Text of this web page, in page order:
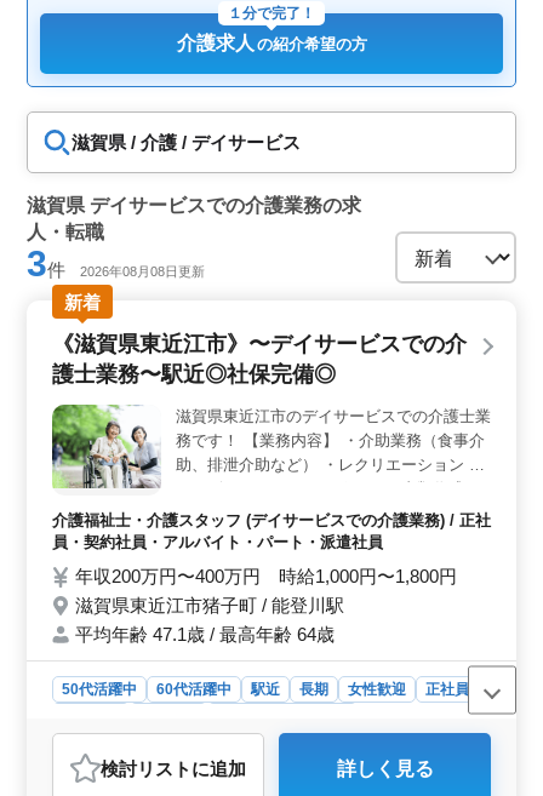
介護求人 の紹介希望の方
１分で完了！
滋賀県 / 介護 / デイサービス
滋賀県 デイサービスでの介護業務の求
人・転職
3件 2026年08月08日更新
新着
《滋賀県東近江市》〜デイサービスでの介
護士業務〜駅近◎社保完備◎
滋賀県東近江市のデイサービスでの介護士業
務です！ 【業務内容】 ・介助業務（食事介
助、排泄介助など） ・レクリエーション ・
書類整理 ・サービス利用者の家族との相
談、助言 ＊中高年活躍中 ＊社会保険完備 ＊
わせください！ ご応募お待ちしておりま
す。
介護福祉士・介護スタッフ (デイサービスでの介護業務) / 正社
員・契約社員・アルバイト・パート・派遣社員
年収200万円〜400万円 時給1,000円〜1,800円
滋賀県東近江市猪子町 / 能登川駅
平均年齢 47.1歳 / 最高年齢 64歳
50代活躍中 60代活躍中 駅近 長期 女性歓迎
正社員
おすすめポイント
検討リスト に追加 詳しく見る